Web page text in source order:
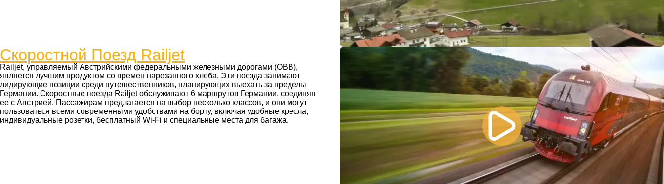
Скоростной Поезд Railjet
Railjet, управляемый Австрийскими федеральными железными дорогами (OBB),
является лучшим продуктом со времен нарезанного хлеба. Эти поезда занимают
лидирующие позиции среди путешественников, планирующих выехать за пределы
Германии. Скоростные поезда Railjet обслуживают 6 маршрутов Германии, соединяя
ее с Австрией. Пассажирам предлагается на выбор несколько классов, и они могут
пользоваться всеми современными удобствами на борту, включая удобные кресла,
индивидуальные розетки, бесплатный Wi-Fi и специальные места для багажа.